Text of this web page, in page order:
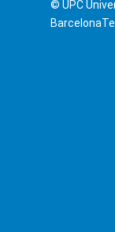
© UPC